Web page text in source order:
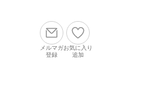
メルマガ
登録
お気に入り
追加